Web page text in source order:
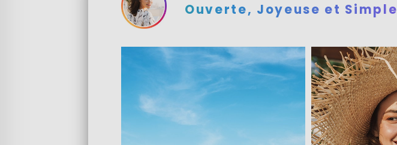
Ouverte, Joyeuse et Simple